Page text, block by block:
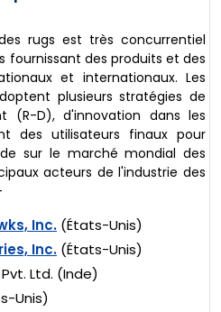
rugs est très concurrentiel
fournissant des produits et des
et internationaux. Les
plusieurs stratégies de
(R-D), d'innovation dans les
des utilisateurs finaux pour
sur le marché mondial des
acteurs de l'industrie des
Inc. (États-Unis)
Inc. (États-Unis)
Ltd. (Inde)
Unis)